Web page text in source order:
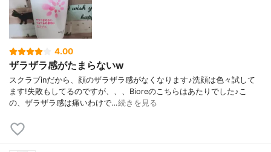
4.00
ザラザラ感がたまらないw
スクラブinだから、顔のザラザラ感がなくなります♪洗顔は色々試して
ます!失敗もしてるのですが、、、Bioreのこちらはあたりでした♪こ
の、ザラザラ感は痛いわけで…続きを見る